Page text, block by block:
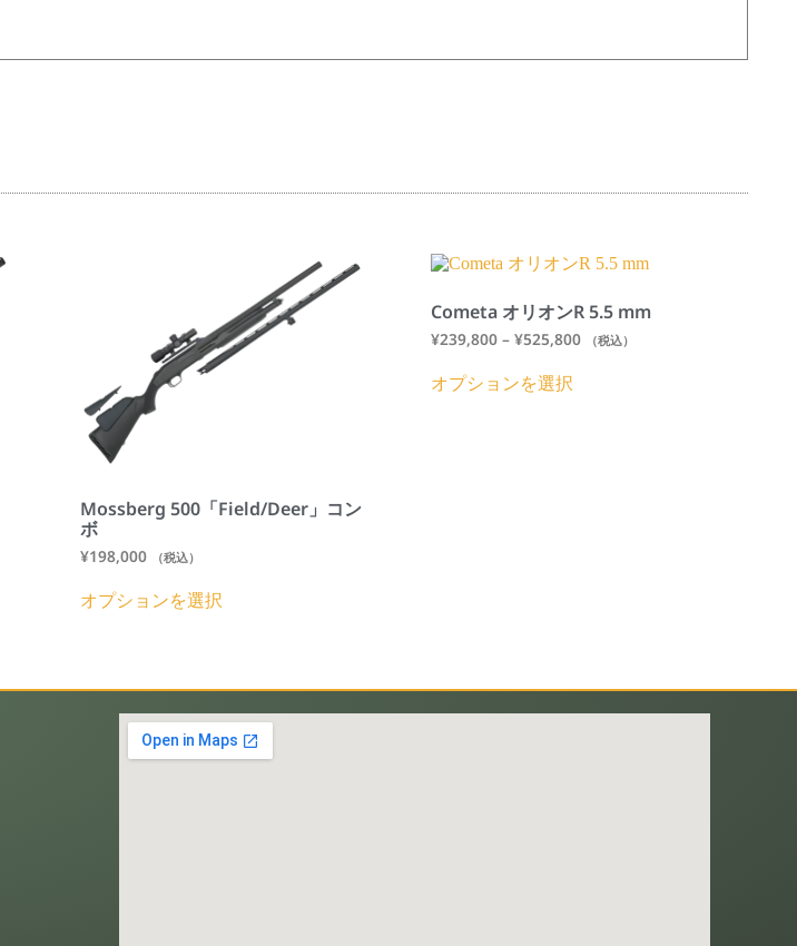
Mossberg 500「Field/Deer」コン
ボ
¥198,000 （税込）
オプションを選択
Cometa オリオンR 5.5 mm
¥239,800 – ¥525,800 （税込）
オプションを選択